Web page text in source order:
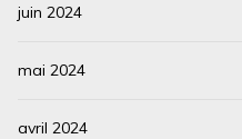
juin 2024
mai 2024
avril 2024